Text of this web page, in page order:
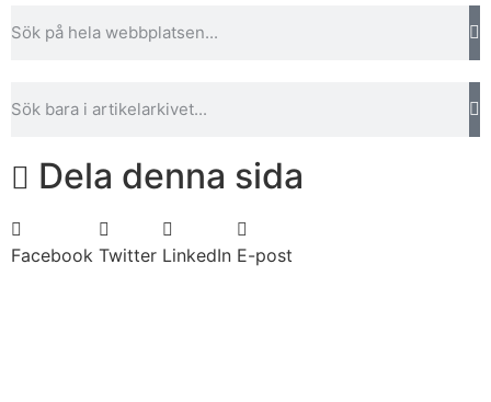
Dela denna sida
Facebook Twitter LinkedIn E-post